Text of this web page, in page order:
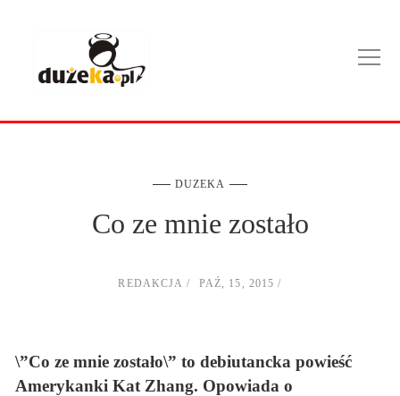
DUZEKA
Co ze mnie zostało
REDAKCJA PAŹ, 15, 2015
\”Co ze mnie zostało\” to debiutancka powieść
Amerykanki Kat Zhang. Opowiada o